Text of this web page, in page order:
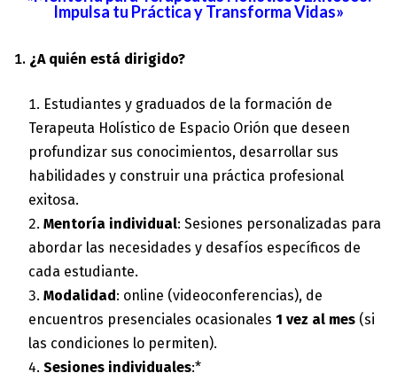
Impulsa tu Práctica y Transforma Vidas»
¿A quién está dirigido?
Estudiantes y graduados de la formación de
Terapeuta Holístico de Espacio Orión que deseen
profundizar sus conocimientos, desarrollar sus
habilidades y construir una práctica profesional
exitosa.
Mentoría individual: Sesiones personalizadas para
abordar las necesidades y desafíos específicos de
cada estudiante.
Modalidad: online (videoconferencias), de
encuentros presenciales ocasionales 1 vez al mes (si
las condiciones lo permiten).
Sesiones individuales:*